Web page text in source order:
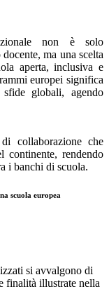
non è solo
ma una scelta
aperta, inclusiva e
europei significa
globali, agendo
collaborazione che
rendendo
i banchi di scuola.
scuola europea
si avvalgono di
finalità illustrate nella